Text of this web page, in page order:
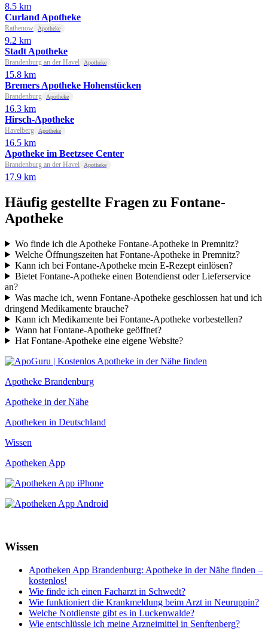
8.5 km
Curland Apotheke
Rathenow Apotheke
9.2 km
Stadt Apotheke
Brandenburg an der Havel Apotheke
15.8 km
Bremers Apotheke Hohenstücken
Brandenburg Apotheke
16.3 km
Hirsch-Apotheke
Havelberg Apotheke
16.5 km
Apotheke im Beetzsee Center
Brandenburg an der Havel Apotheke
17.9 km
Häufig gestellte Fragen zu Fontane-
Apotheke
Wo finde ich die Apotheke Fontane-Apotheke in Premnitz?
Welche Öffnungszeiten hat Fontane-Apotheke in Premnitz?
Kann ich bei Fontane-Apotheke mein E-Rezept einlösen?
Bietet Fontane-Apotheke einen Botendienst oder Lieferservice
an?
Was mache ich, wenn Fontane-Apotheke geschlossen hat und ich
dringend Medikamente brauche?
Kann ich Medikamente bei Fontane-Apotheke vorbestellen?
Wann hat Fontane-Apotheke geöffnet?
Hat Fontane-Apotheke eine eigene Website?
Apotheke Brandenburg
Apotheke in der Nähe
Apotheken in Deutschland
Wissen
Apotheken App
Wissen
Apotheken App Brandenburg: Apotheke in der Nähe finden –
kostenlos!
Wie finde ich einen Facharzt in Schwedt?
Wie funktioniert die Krankmeldung beim Arzt in Neuruppin?
Welche Notdienste gibt es in Luckenwalde?
Wie entschlüssle ich meine Arzneimittel in Senftenberg?